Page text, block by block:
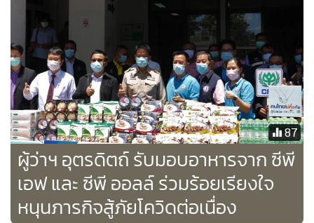
87
ผู้ว่าฯ อุตรดิตถ์ รับมอบอาหารจาก ซีพี
เอฟ และ ซีพี ออลล์ ร่วมร้อยเรียงใจ
หนุนภารกิจสู้ภัยโควิดต่อเนื่อง